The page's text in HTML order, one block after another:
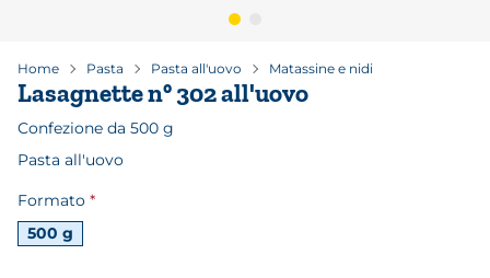
Home Pasta Pasta all'uovo Matassine e nidi
Lasagnette n° 302 all'uovo
Confezione da 500 g
Pasta all'uovo
Formati disponibili
Formato
500 g